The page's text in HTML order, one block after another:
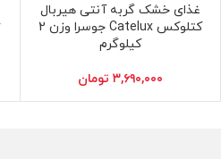
افزودن به سبد خرید
غذای خشک گربه آنتی هیربال
کتلوکس Catelux جوسرا وزن 2
کیلوگرم
۳,۶۹۰,۰۰۰ تومان